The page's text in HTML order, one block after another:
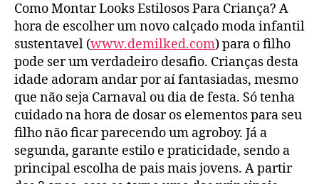
Como Montar Looks Estilosos Para Criança? A
hora de escolher um novo calçado moda infantil
sustentavel (www.demilked.com) para o filho
pode ser um verdadeiro desafio. Crianças desta
idade adoram andar por aí fantasiadas, mesmo
que não seja Carnaval ou dia de festa. Só tenha
cuidado na hora de dosar os elementos para seu
filho não ficar parecendo um agroboy. Já a
segunda, garante estilo e praticidade, sendo a
principal escolha de pais mais jovens. A partir